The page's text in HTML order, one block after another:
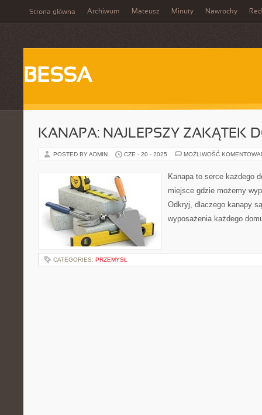
Strona główna Archiwum Mateusz Minuty Nawrocky
BESSA
KANAPA: NAJLEPSZY ZAKĄTEK
POSTED BY ADMIN CZE - 20 - 2025 MOŻLIWOŚĆ
Kanapa to serce każdego
miejsce gdzie możemy
Odkryj, dlaczego kanapy
wyposażenia każdego
CATEGORIES: PRZEMYSŁ